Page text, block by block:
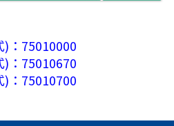
：75010000
：75010670
：75010700